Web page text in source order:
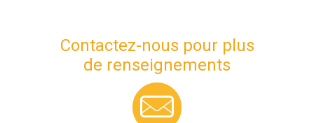
Contactez-nous pour plus
de renseignements